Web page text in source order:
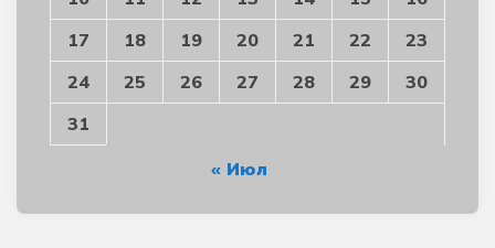
17
18 19 20 21 22
23
24
25 26 27 28 29
30
31
« Июл